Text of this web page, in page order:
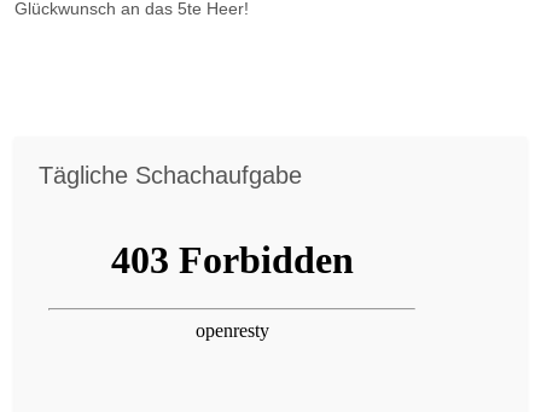
Glückwunsch an das 5te Heer!
Tägliche Schachaufgabe